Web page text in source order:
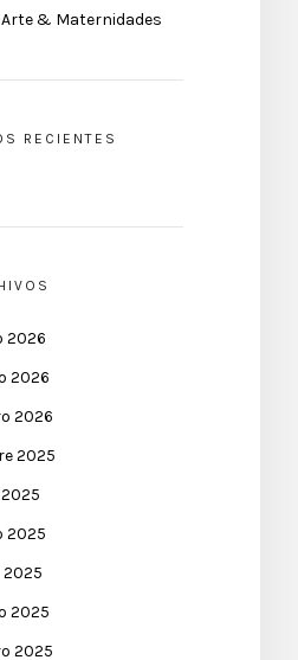
Arte & Maternidades
RECIENTES
2026
2026
2026
2025
2025
2025
2025